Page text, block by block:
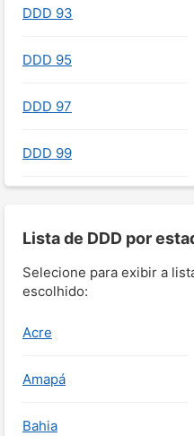
DDD 93
DDD 95
DDD 97
DDD 99
Lista de DDD por
Selecione para exibir a
escolhido:
Acre
Amapá
Bahia